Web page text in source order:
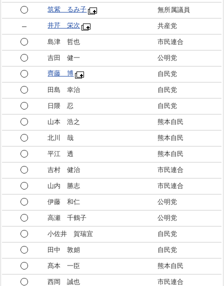
筑紫 るみ子 無所属議員
井芹 栄次 共産党
島津 哲也 市民連合
吉田 健一 公明党
齊藤 博 自民党
田島 幸治 自民党
日隈 忍 自民党
山本 浩之 熊本自民
北川 哉 熊本自民
平江 透 熊本自民
吉村 健治 市民連合
山内 勝志 市民連合
伊藤 和仁 公明党
高瀬 千鶴子 公明党
小佐井 賀瑞宜 自民党
田中 敦朗 自民党
髙本 一臣 熊本自民
西岡 誠也 市民連合